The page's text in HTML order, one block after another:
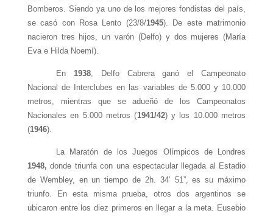
Bomberos. Siendo ya uno de los mejores fondistas del país,
se casó con Rosa Lento (23/8/1945). De este matrimonio
nacieron tres hijos, un varón (Delfo) y dos mujeres (María
Eva e Hilda Noemí).
En 1938, Delfo Cabrera ganó el Campeonato
Nacional de Interclubes en las variables de 5.000 y 10.000
metros, mientras que se adueñó de los Campeonatos
Nacionales en 5.000 metros (1941/42) y los 10.000 metros
(1946).
La Maratón de los Juegos Olímpicos de Londres
1948, donde triunfa con una espectacular llegada al Estadio
de Wembley, en un tiempo de 2h. 34’ 51”, es su máximo
triunfo. En esta misma prueba, otros dos argentinos se
ubicaron entre los diez primeros en llegar a la meta. Eusebio